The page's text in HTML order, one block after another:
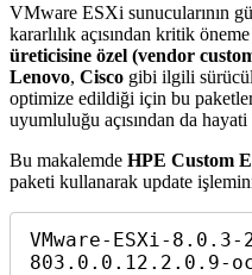
VMware ESXi sunucularının
kararlılık açısından kritik
üreticisine özel (vendor
Lenovo, Cisco gibi ilgili
optimize edildiği için bu
uyumluluğu açısından da
Bu makalemde HPE Custom
paketi kullanarak update
VMware-ESXi-8.0.3-
803.0.0.12.2.0.9-